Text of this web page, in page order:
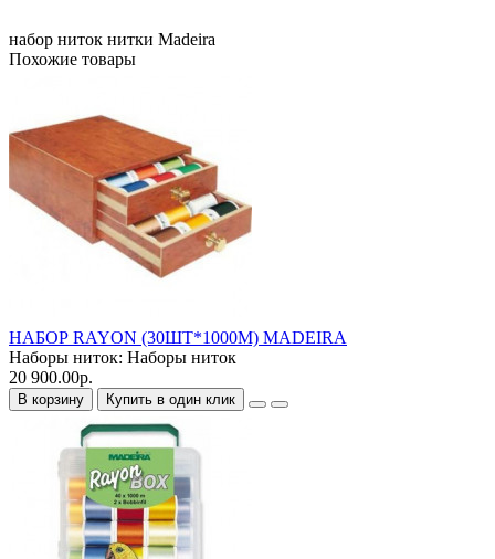
набор ниток нитки Madeira
Похожие товары
НАБОР RAYON (30ШТ*1000М) MADEIRA
Наборы ниток: Наборы ниток
20 900.00р.
В корзину Купить в один клик